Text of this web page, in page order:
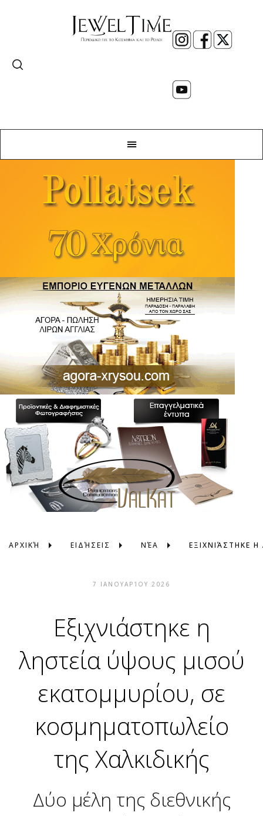
ΑΡΧΙΚΉ ΕΙΔΉΣΕΙΣ ΝΈΑ
7 ΙΑΝΟΥΑΡΊΟΥ 2026
Εξιχνιάστηκε η
ληστεία ύψους μισού
εκατομμυρίου, σε
κοσμηματοπωλείο
της Χαλκιδικής
Δύο μέλη της διεθνικής